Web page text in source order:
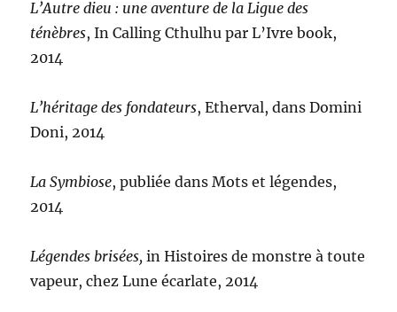
L’Autre dieu : une aventure de la Ligue des
ténèbres, In Calling Cthulhu par L’Ivre book,
2014
L’héritage des fondateurs, Etherval, dans Domini
Doni, 2014
La Symbiose, publiée dans Mots et légendes,
2014
Légendes brisées, in Histoires de monstre à toute
vapeur, chez Lune écarlate, 2014